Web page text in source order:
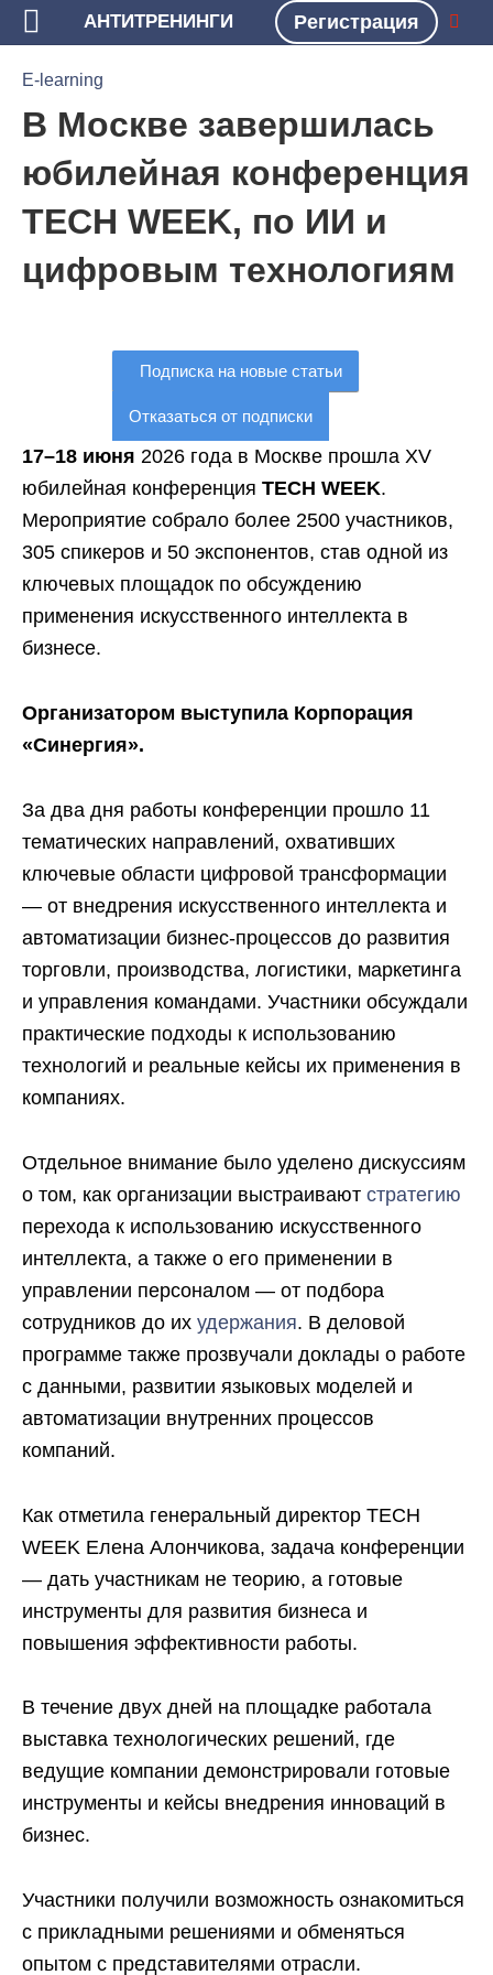
АНТИТРЕНИНГИ Регистрация
БЛОГ
E-learning
В Москве завершилась
юбилейная конференция
TECH WEEK, по ИИ и
цифровым технологиям
Подписка на новые статьи
Отказаться от подписки
17–18 июня 2026 года в Москве прошла XV
юбилейная конференция TECH WEEK.
Мероприятие собрало более 2500 участников,
305 спикеров и 50 экспонентов, став одной из
ключевых площадок по обсуждению
применения искусственного интеллекта в
бизнесе.
Организатором выступила Корпорация
«Синергия».
За два дня работы конференции прошло 11
тематических направлений, охвативших
ключевые области цифровой трансформации
— от внедрения искусственного интеллекта и
автоматизации бизнес-процессов до развития
торговли, производства, логистики, маркетинга
и управления командами. Участники обсуждали
практические подходы к использованию
технологий и реальные кейсы их применения в
компаниях.
Отдельное внимание было уделено дискуссиям
о том, как организации выстраивают стратегию
перехода к использованию искусственного
интеллекта, а также о его применении в
управлении персоналом — от подбора
сотрудников до их удержания. В деловой
программе также прозвучали доклады о работе
с данными, развитии языковых моделей и
автоматизации внутренних процессов
компаний.
Как отметила генеральный директор TECH
WEEK Елена Алончикова, задача конференции
— дать участникам не теорию, а готовые
инструменты для развития бизнеса и
повышения эффективности работы.
В течение двух дней на площадке работала
выставка технологических решений, где
ведущие компании демонстрировали готовые
инструменты и кейсы внедрения инноваций в
бизнес.
Участники получили возможность ознакомиться
с прикладными решениями и обменяться
опытом с представителями отрасли.